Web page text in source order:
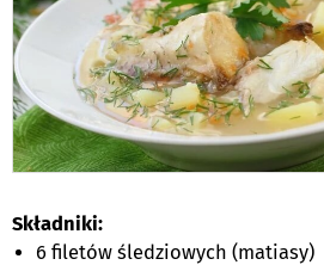
Składniki:
6 filetów śledziowych (matiasy)